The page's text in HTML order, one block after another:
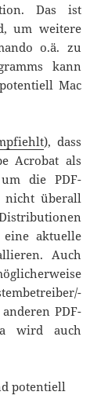
Das ist
um weitere
o.ä. zu
kann
Mac
), dass
Acrobat als
die PDF-
nicht überall
aktuelle
Auch
PDF-
wird auch
potentiell